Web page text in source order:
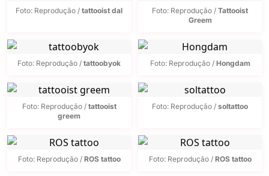
Foto: Reprodução / tattooist dal Foto: Reprodução / Tattooist
Greem
Foto: Reprodução / tattoobyok Foto: Reprodução / Hongdam
Foto: Reprodução / tattooist
greem
Foto: Reprodução / soltattoo
Foto: Reprodução / ROS tattoo Foto: Reprodução / ROS tattoo